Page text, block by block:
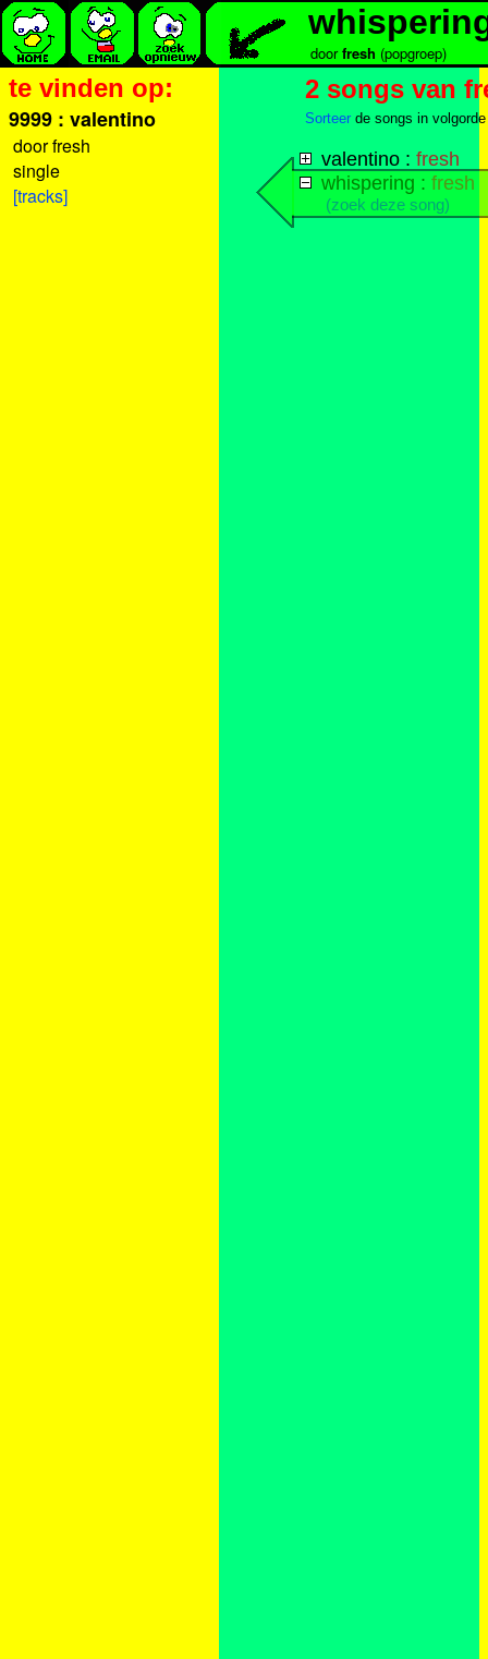
doorfresh (popgroep)
te vinden op:
9999 : valentino
door fresh
single
[tracks]
2 songs van
Sorteer de songs in
valentino : fresh
whispering : fresh
(zoek deze song)